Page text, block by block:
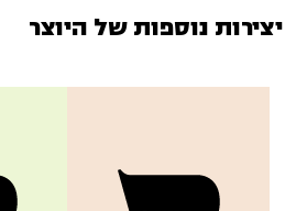
יצירות נוספות של היוצר